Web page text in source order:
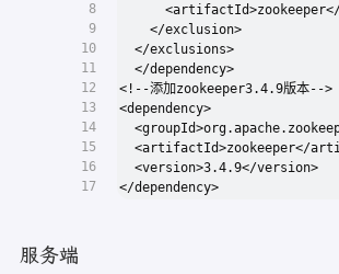
8
9
10
11
12
13
14
15
16
17
    </exclusion>
  </exclusions>
  </dependency>
<!--添加zookeeper3.4.9版本-->
<dependency>
<artifactId>zookeeper</
  <version>3.4.9</version>
</dependency>
服务端